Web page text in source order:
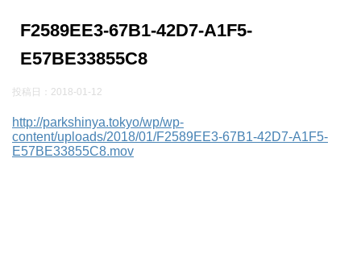
F2589EE3-67B1-42D7-A1F5-
E57BE33855C8
投稿日： 2018-01-12
http://parkshinya.tokyo/wp/wp-
content/uploads/2018/01/F2589EE3-67B1-42D7-A1F5-
E57BE33855C8.mov